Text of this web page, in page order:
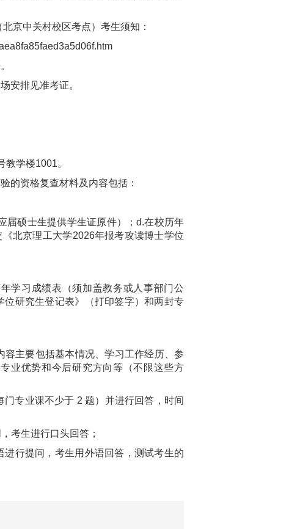
京中关村校区考点）考生须知：
安排见准考证。
学楼1001。
的资格复查材料及内容包括：
届硕士生提供学生证原件）；d.在校历年
北京理工大学2026年报考攻读博士学位
学习成绩表（须加盖教务或人事部门公
研究生登记表》（打印签字）和两封专
主要包括基本情况、学习工作经历、参
业优势和今后研究方向等（不限这些方
专业课不少于 2 题）并进行回答，时间
考生进行口头回答；
行提问，考生用外语回答，测试考生的